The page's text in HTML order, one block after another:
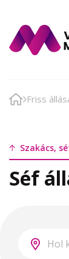
Friss
Szakács,
Séf